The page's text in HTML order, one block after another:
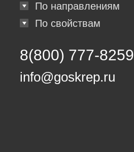
По направлениям
По свойствам
8(800) 777-8259
info@goskrep.ru